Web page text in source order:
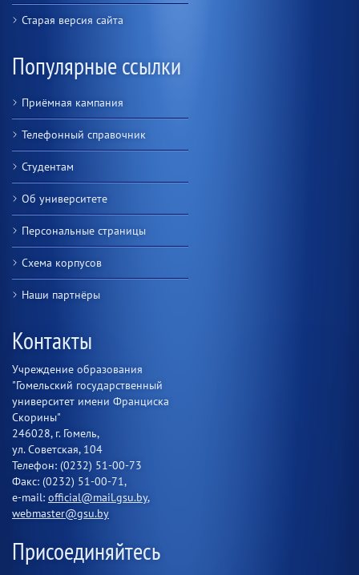
Старая версия сайта
Популярные ссылки
Приёмная кампания
Телефонный справочник
Студентам
Об университете
Персональные страницы
Схема корпусов
Наши партнёры
Контакты
Учреждение образования
"Гомельский государственный
университет имени Франциска
Скорины"
246028, г. Гомель,
ул. Советская, 104
Телефон: (0232) 51-00-73
Факс: (0232) 51-00-71,
e-mail: official@mail.gsu.by,
webmaster@gsu.by
Присоединяйтесь